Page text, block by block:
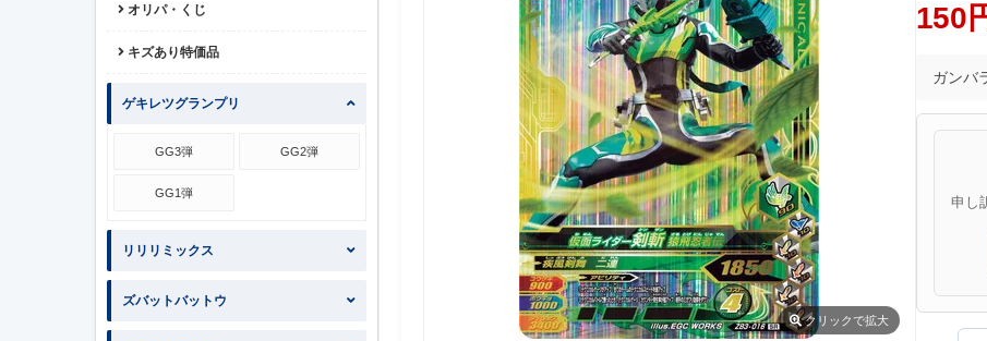
オリパ・くじ
キズあり特価品
ゲキレツグランプリ
GG3弾 GG2弾
GG1弾
リリリミックス
ズバットバットウ
クリック で拡大
150
ガンバ
申し